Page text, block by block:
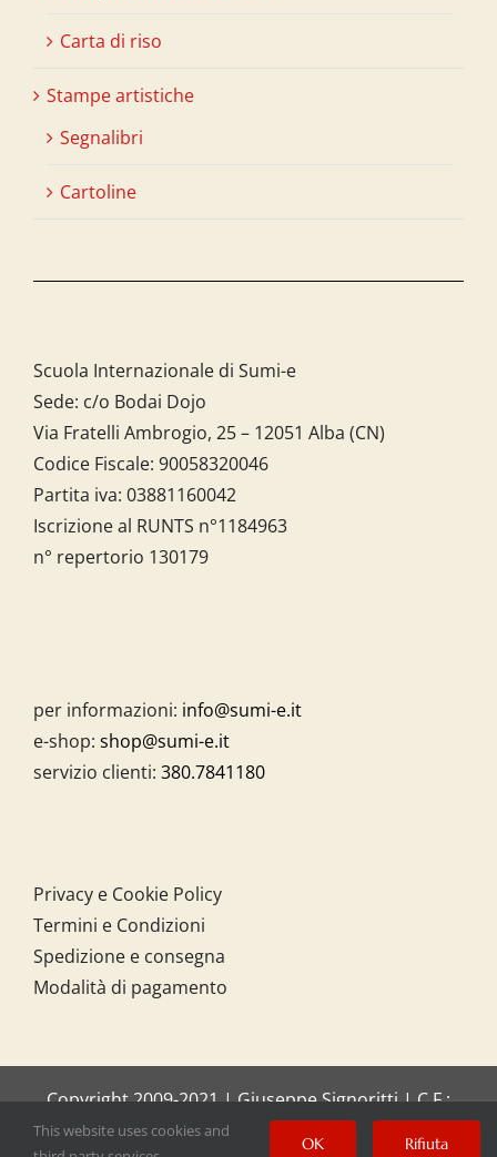
Carta di riso
Stampe artistiche
Segnalibri
Cartoline
Scuola Internazionale di Sumi-e
Sede: c/o Bodai Dojo
Via Fratelli Ambrogio, 25 – 12051 Alba (CN)
Codice Fiscale: 90058320046
Partita iva: 03881160042
Iscrizione al RUNTS n°1184963
n° repertorio 130179
per informazioni: info@sumi-e.it
e-shop: shop@sumi-e.it
servizio clienti: 380.7841180
Privacy e Cookie Policy
Termini e Condizioni
Spedizione e consegna
Modalità di pagamento
Copyright 2009-2021 | Giuseppe Signoritti | C.F.:
SGNGPP61C20I158O
This website uses cookies and
OK Rifiuta